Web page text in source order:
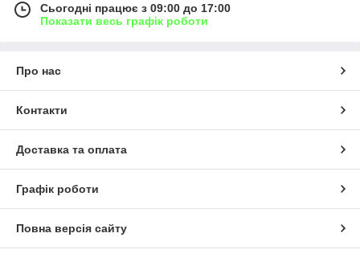
Сьогодні працює з 09:00 до 17:00
Показати весь графік роботи
Про нас
Контакти
Доставка та оплата
Графік роботи
Повна версія сайту